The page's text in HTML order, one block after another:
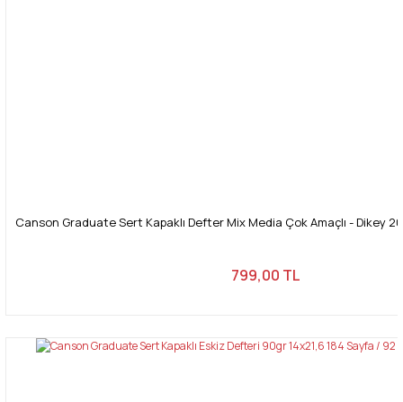
Canson Graduate Sert Kapaklı Defter Mix Media Çok Amaçlı - Dikey
799,00 TL